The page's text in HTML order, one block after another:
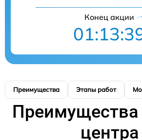
Конец акции
Преимущества Этапы работ
Преимущества
центра